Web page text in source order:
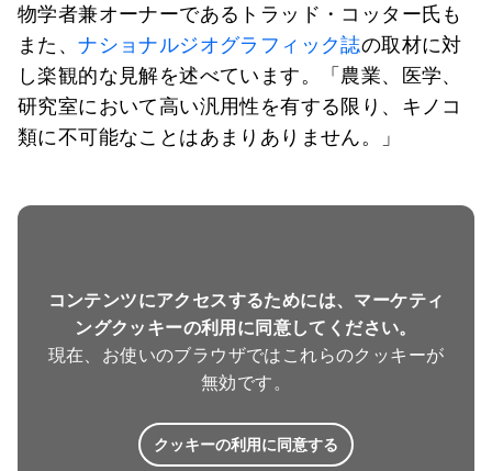
物学者兼オーナーであるトラッド・コッター氏も
また、ナショナルジオグラフィック誌の取材に対
し楽観的な見解を述べています。「農業、医学、
研究室において高い汎用性を有する限り、キノコ
類に不可能なことはあまりありません。」
コンテンツにアクセスするためには、マーケティ
ングクッキーの利用に同意してください。
現在、お使いのブラウザではこれらのクッキーが
無効です。
クッキーの利用に同意する